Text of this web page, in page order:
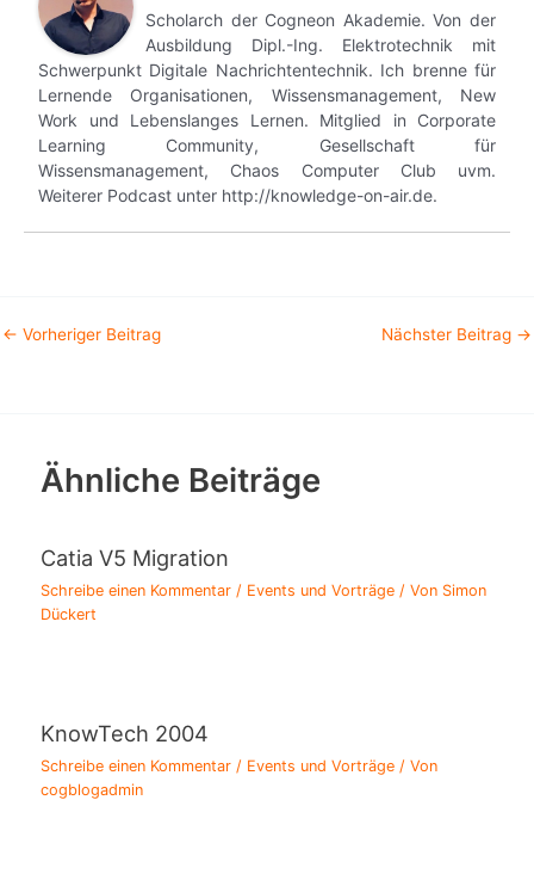
Scholarch der Cogneon Akademie. Von der
Ausbildung Dipl.-Ing. Elektrotechnik mit
Schwerpunkt Digitale Nachrichtentechnik. Ich brenne für
Lernende Organisationen, Wissensmanagement, New
Work und Lebenslanges Lernen. Mitglied in Corporate
Learning Community, Gesellschaft für
Wissensmanagement, Chaos Computer Club uvm.
Weiterer Podcast unter http://knowledge-on-air.de.
← Vorheriger Beitrag Nächster Beitrag →
Ähnliche Beiträge
Catia V5 Migration
Schreibe einen Kommentar / Events und Vorträge / Von Simon
Dückert
KnowTech 2004
Schreibe einen Kommentar / Events und Vorträge / Von
cogblogadmin